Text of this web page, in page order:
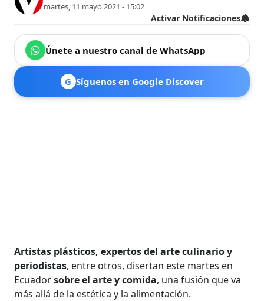
martes, 11 mayo 2021 - 15:02
Activar Notificaciones
Únete a nuestro canal de WhatsApp
G Síguenos en Google Discover
Artistas plásticos, expertos del arte culinario y
periodistas, entre otros, disertan este martes en
Ecuadorsobre el arte y comida, una fusión que va
más allá de la estética y la alimentación.